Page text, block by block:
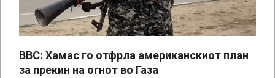
BBC: Хамас го отфрла американскиот план
за прекин на огнот во Газа